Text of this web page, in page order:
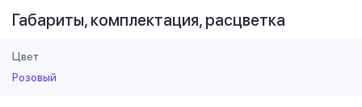
Габариты, комплектация, расцветка
Цвет
Розовый